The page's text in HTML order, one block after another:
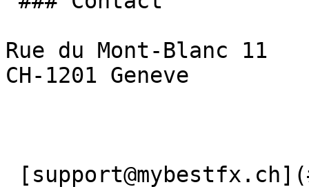
Rue du Mont-Blanc 11
CH-1201 Geneve